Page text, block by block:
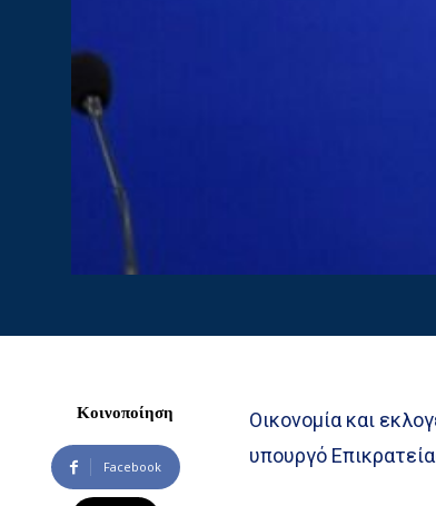
Κοινοποίηση
Facebook
Οικονομία και
υπουργό